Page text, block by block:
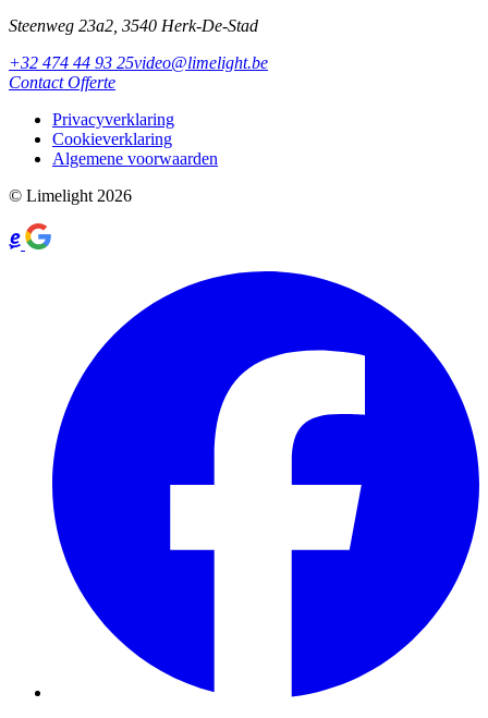
Steenweg 23a2, 3540 Herk-De-Stad
+32 474 44 93 25video@limelight.be
ContactOfferte
Privacyverklaring
Cookieverklaring
Algemene voorwaarden
© Limelight 2026